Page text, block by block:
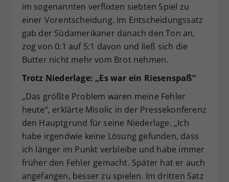
im sogenannten verflixten siebten Spiel zu
einer Vorentscheidung. Im Entscheidungssatz
gab der Südamerikaner danach den Ton an,
zog von 0:1 auf 5:1 davon und ließ sich die
Butter nicht mehr vom Brot nehmen.
Trotz Niederlage: „Es war ein Riesenspaß“
„Das größte Problem waren meine Fehler
heute“, erklärte Misolic in der Pressekonferenz
den Hauptgrund für seine Niederlage. „Ich
habe irgendwie keine Lösung gefunden, dass
ich länger im Punkt verbleibe und habe immer
früher den Fehler gemacht. Später hat er auch
angefangen, besser zu spielen. Im dritten Satz